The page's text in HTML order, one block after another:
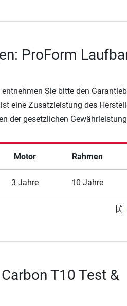
ProForm
Sie bitte den
eine Zusatzleistung des
der gesetzlichen
Motor Rahmen
3 Jahre 10 Jahre
T10 Test &